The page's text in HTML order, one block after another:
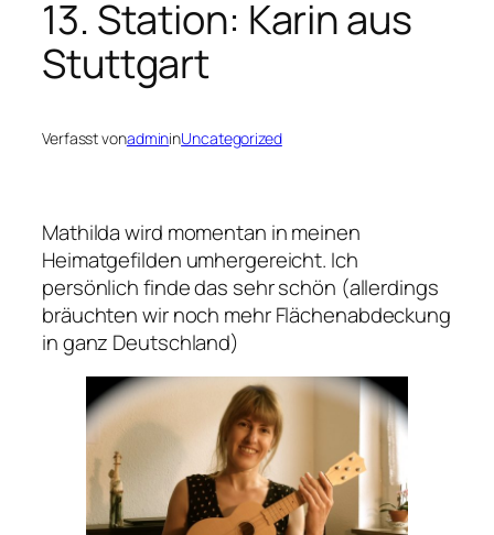
13. Station: Karin aus
Stuttgart
Verfasst vonadmininUncategorized
Mathilda wird momentan in meinen
Heimatgefilden umhergereicht. Ich
persönlich finde das sehr schön (allerdings
bräuchten wir noch mehr Flächenabdeckung
in ganz Deutschland)